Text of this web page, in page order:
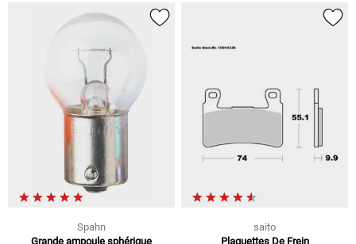
Spahn
Grande ampoule sphérique
saito
Plaquettes De Frein